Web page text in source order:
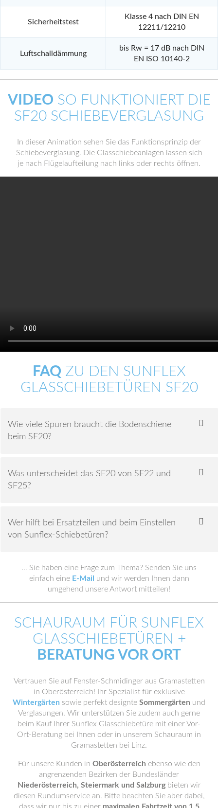
Sicherheitstest
Klasse 4 nach DIN EN
12211/12210
Luftschalldämmung
bis Rw = 17 dB nach DIN
EN ISO 10140-2
VIDEO SO FUNKTIONIERT DIE
SF20 SCHIEBEVERGLASUNG
In dieser Animation sehen Sie das Funktionsprinzip der
Schiebeverglasung. Die Glasschiebeanlagen lassen sich
je nach Flügelaufteilung nach links oder rechts öffnen.
FAQ ZU DEN SUNFLEX
GLASSCHIEBETÜREN SF20
Wie viele Spuren braucht die Bodenschiene
beim SF20?
Was unterscheidet das SF20 von SF22 und
SF25?
Wer hilft bei Ersatzteilen und beim Einstellen
von Sunflex-Schiebetüren?
… Sie haben eine Frage zum Thema? Senden Sie uns
einfach eine E-Mail
und wir werden Ihnen dann
umgehend unsere Antwort mitteilen!
SCHAURAUM FÜR SUNFLEX
GLASSCHIEBETÜREN +
BERATUNG VOR ORT
Vertrauen Sie auf Fenster-Schmidinger aus Gramastetten
in Oberösterreich! Ihr Spezialist für exklusive
Wintergärten sowie perfekt designte Sommergärten und
Verglasungen. Wir unterstützen Sie zudem auch gerne
beim Kauf Ihrer Sunflex Glasschiebetüre mit einer Vor-
Ort-Beratung bei Ihnen oder in unserem Schauraum in
Gramastetten bei Linz.
Für unsere Kunden in Oberösterreich ebenso wie den
angrenzenden Bezirken der Bundesländer
Niederösterreich, Steiermark und Salzburgbieten wir
diesen Rundumservice an. Bitte beachten Sie aber dabei,